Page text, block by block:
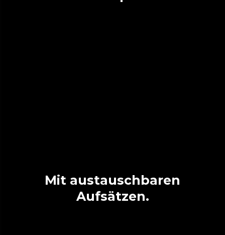
Mit austauschbaren
Aufsätzen.